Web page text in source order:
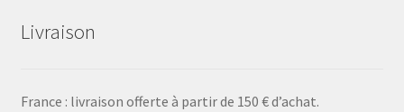
Livraison
France : livraison offerte à partir de 150 € d’achat.